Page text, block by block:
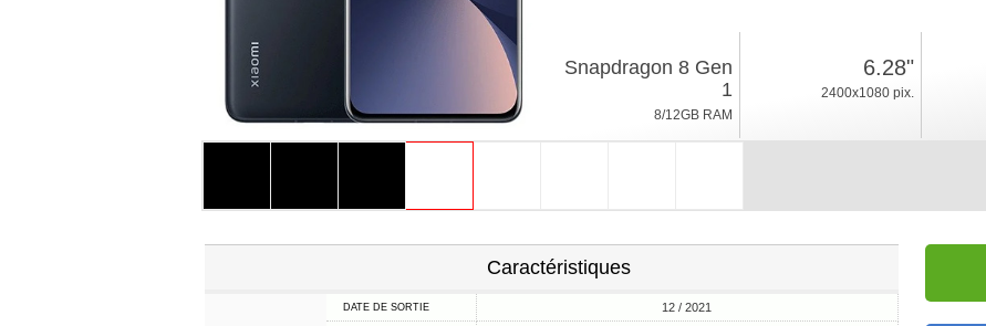
Snapdragon 8 Gen
1
8/12GB RAM
6.28"
2400x1080 pix.
Caractéristiques
DATE DE SORTIE 12 / 2021